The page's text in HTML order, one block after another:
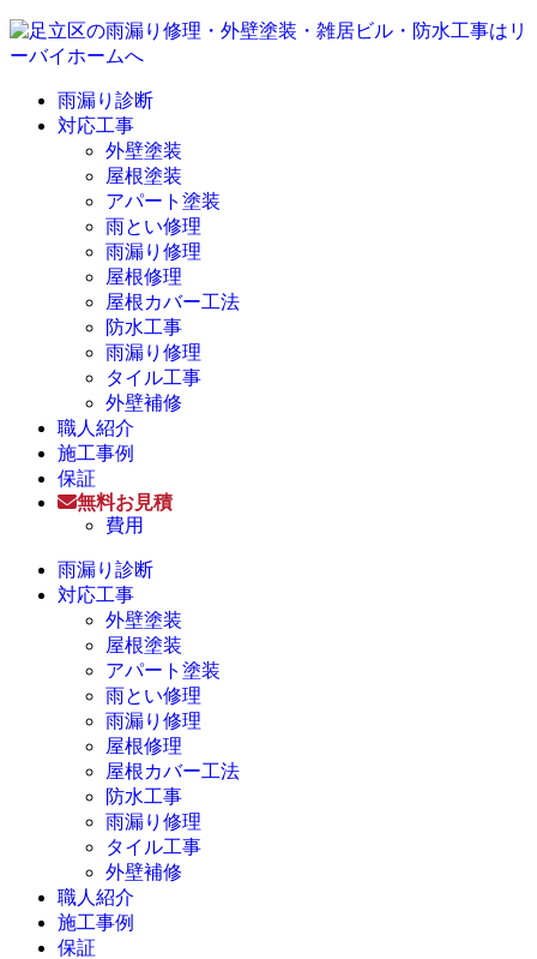
雨漏り診断
対応工事
外壁塗装
屋根塗装
アパート塗装
雨とい修理
雨漏り修理
屋根修理
屋根カバー工法
防水工事
雨漏り修理
タイル工事
外壁補修
職人紹介
施工事例
保証
無料お見積
費用
雨漏り診断
対応工事
外壁塗装
屋根塗装
アパート塗装
雨とい修理
雨漏り修理
屋根修理
屋根カバー工法
防水工事
雨漏り修理
タイル工事
外壁補修
職人紹介
施工事例
保証